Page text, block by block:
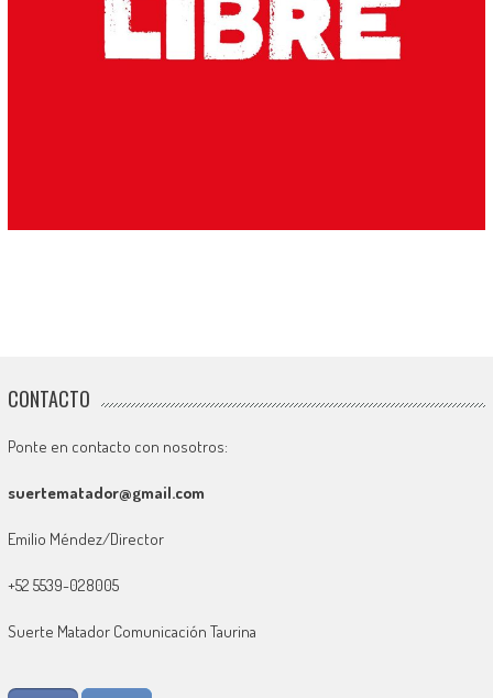
CONTACTO
Ponte en contacto con nosotros:
suertematador@gmail.com
Emilio Méndez/Director
+52 5539-028005
Suerte Matador Comunicación Taurina